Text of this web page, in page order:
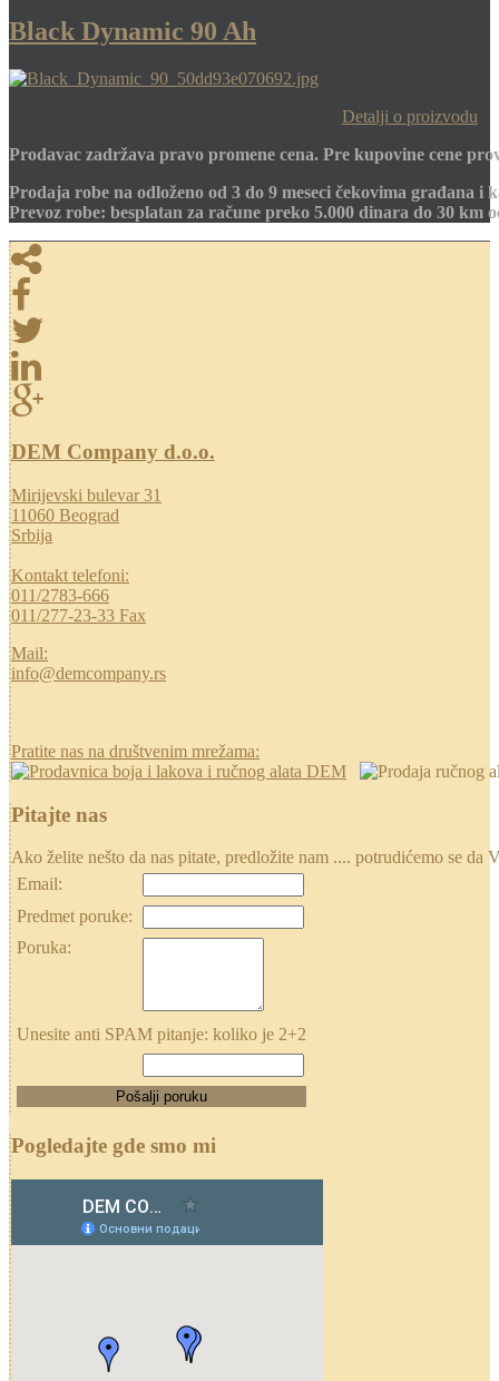
Black Dynamic 90 Ah
Detalji o proizvodu
Prodavac zadržava pravo promene cena. Pre kupovine cene
Prodaja robe na odloženo od 3 do 9 meseci čekovima građana i
Prevoz robe: besplatan za račune preko 5.000 dinara do 30 km
DEM Company d.o.o.
Mirijevski bulevar 31
11060 Beograd
Srbija
Kontakt telefoni:
011/2783-666
011/277-23-33 Fax
Mail:
info@demcompany.rs
Pratite nas na društvenim mrežama:
Pitajte nas
Ako želite nešto da nas pitate, predložite nam .... potrudićemo se
Email:
Predmet poruke:
Poruka:
Unesite anti SPAM pitanje: koliko je 2+2
Pogledajte gde smo mi